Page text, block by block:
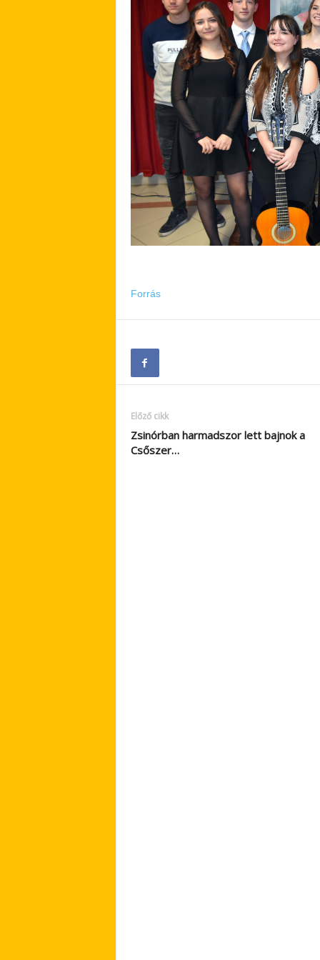
Forrás
Előző cikk
Zsinórban harmadszor lett bajnok a
Csőszer…